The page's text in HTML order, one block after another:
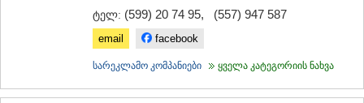
ტელ: (599) 20 74 95, (557) 947 587
email facebook
სარეკლამო კომპანიები ყველა კატეგორიის ნახვა